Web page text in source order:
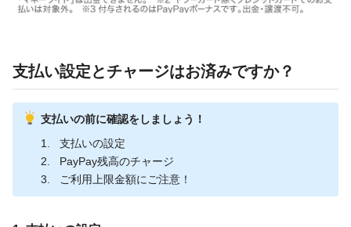
支払い設定とチャージはお済みですか？
支払いの前に確認をしましょう！
支払いの設定
PayPay残高のチャージ
ご利用上限金額にご注意！